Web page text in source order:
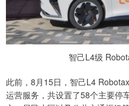
智己L4级
此前，8月15日，智己L4
运营服务，共设置了58个主要停